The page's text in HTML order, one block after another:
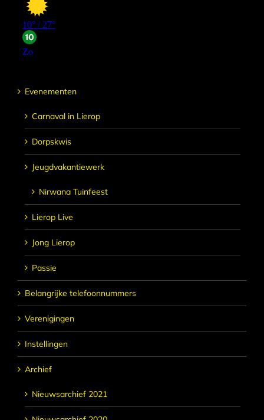
Evenementen
Carnaval in Lierop
Dorpskwis
Jeugdvakantiewerk
Nirwana Tuinfeest
Lierop Live
Jong Lierop
Passie
Belangrijke telefoonnummers
Verenigingen
Instellingen
Archief
Nieuwsarchief 2021